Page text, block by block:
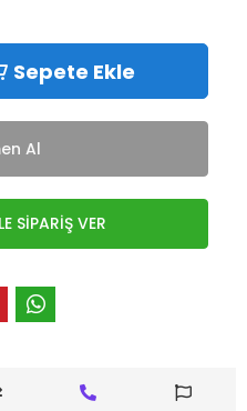
Sepete Ekle
Al
SİPARİŞ VER